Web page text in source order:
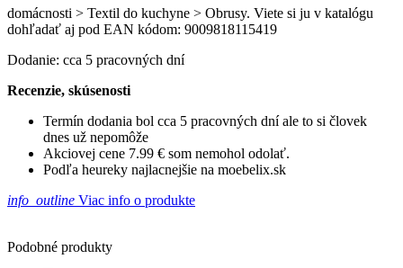
domácnosti > Textil do kuchyne > Obrusy. Viete si ju v katalógu
dohľadať aj pod EAN kódom: 9009818115419
Dodanie: cca 5 pracovných dní
Recenzie, skúsenosti
Termín dodania bol cca 5 pracovných dní ale to si človek
dnes už nepomôže
Akciovej cene 7.99 € som nemohol odolať.
Podľa heureky najlacnejšie na moebelix.sk
info_outline Viac info o produkte
Podobné produkty